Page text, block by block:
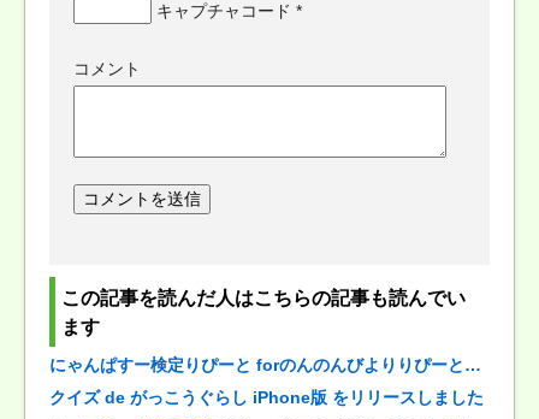
キャプチャコード *
コメント
この記事を読んだ人はこちらの記事も読んでい
ます
にゃんぱすー検定りぴーと forのんのんびよりりぴーと…
クイズ de がっこうぐらし iPhone版 をリリースしました